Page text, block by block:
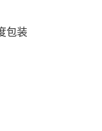
包装